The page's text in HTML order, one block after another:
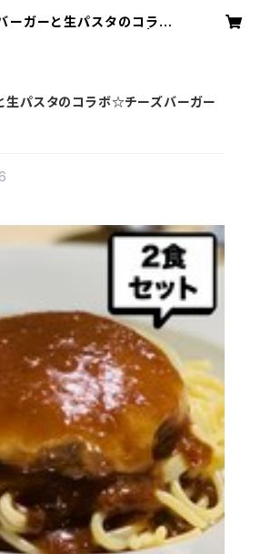
ーガーと生パスタのコラボ
生パスタのコラボ☆チーズバーガー